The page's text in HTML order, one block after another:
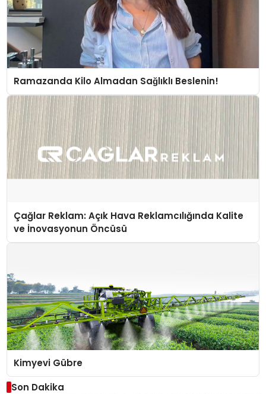
Ramazanda Kilo Almadan Sağlıklı Beslenin!
Çağlar Reklam: Açık Hava Reklamcılığında Kalite
ve İnovasyonun Öncüsü
Kimyevi Gübre
Son Dakika